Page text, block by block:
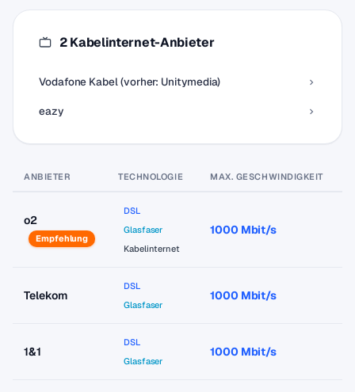
2 Kabelinternet-Anbieter
Vodafone Kabel (vorher: Unitymedia)
eazy
ANBIETER TECHNOLOGIE MAX. GESCHWINDIGKEIT
o2
Empfehlung
DSL
Glasfaser
Kabelinternet
1000 Mbit/s
Telekom
DSL
Glasfaser
1000 Mbit/s
1&1
DSL
Glasfaser
1000 Mbit/s